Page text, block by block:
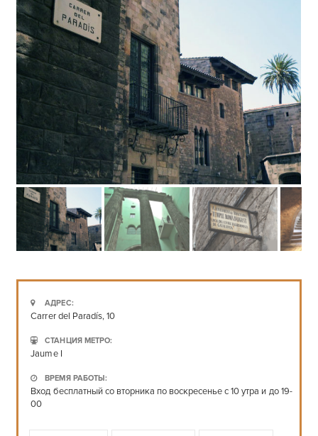
АДРЕС:
Carrer del Paradís, 10
СТАНЦИЯ МЕТРО:
Jaume I
ВРЕМЯ РАБОТЫ:
Вход бесплатный со вторника по воскресенье с 10 утра и до 19-
00